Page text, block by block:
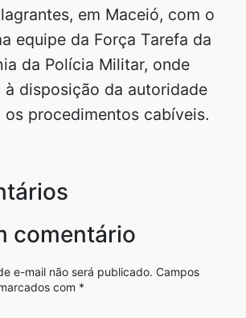
em Maceió, com o
equipe da Força Tarefa da
da Polícia Militar, onde
à disposição da autoridade
procedimentos cabíveis.
comentário
e-mail não será publicado. Campos
com *